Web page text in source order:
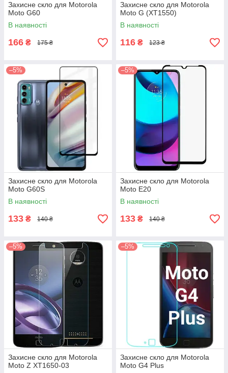
Захисне скло для Motorola
Moto G60
В наявності
166 ₴ 175 ₴
Захисне скло для Motorola
Moto G (XT1550)
В наявності
116 ₴ 123 ₴
–5%
Захисне скло для Motorola
Moto G60S
В наявності
133 ₴ 140 ₴
–5%
Захисне скло для Motorola
Moto E20
В наявності
133 ₴ 140 ₴
–5%
Захисне скло для Motorola
Moto Z XT1650-03
–5%
Захисне скло для Motorola
Moto G4 Plus